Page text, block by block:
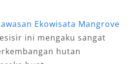
Ekowisata Mangrove
ini mengaku sangat
hutan